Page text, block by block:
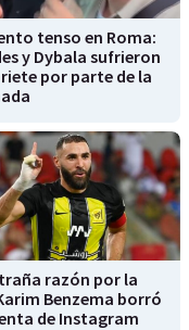
tenso en Roma:
y Dybala sufrieron
por parte de la
razón por la
Benzema borró
de Instagram